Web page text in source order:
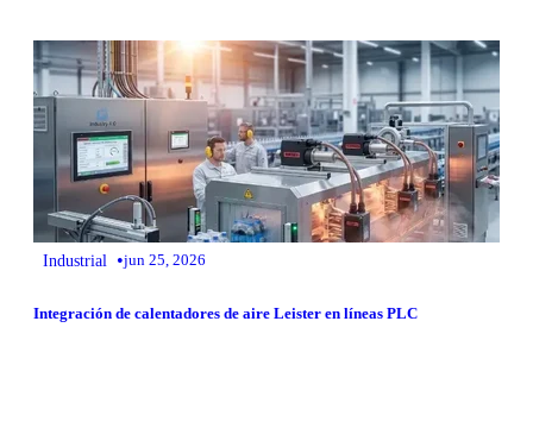
Industrial •jun 25, 2026
Integración de calentadores de aire Leister en líneas PLC